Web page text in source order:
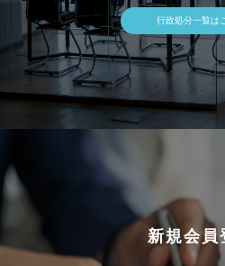
行政処分一覧は
新規会員